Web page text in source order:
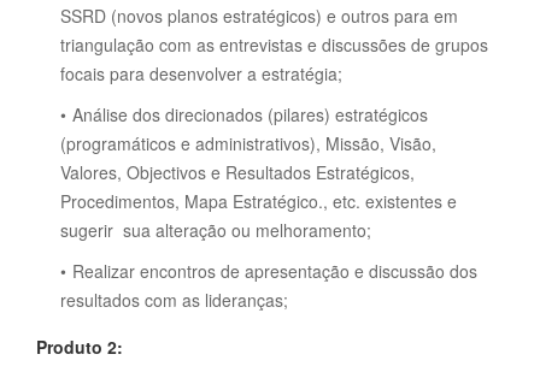
SSRD (novos planos estratégicos) e outros para em
triangulação com as entrevistas e discussões de grupos
focais para desenvolver a estratégia;
Análise dos direcionados (pilares) estratégicos
(programáticos e administrativos), Missão, Visão,
Valores, Objectivos e Resultados Estratégicos,
Procedimentos, Mapa Estratégico., etc. existentes e
sugerir sua alteração ou melhoramento;
Realizar encontros de apresentação e discussão dos
resultados com as lideranças;
Produto 2: